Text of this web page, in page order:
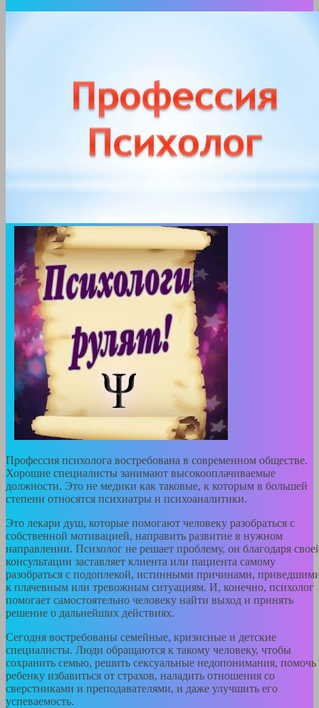
Профессия психолога востребована в современном обществе.
Хорошие специалисты занимают высокооплачиваемые
должности. Это не медики как таковые, к которым в большей
степени относятся психиатры и психоаналитики.
Это лекари душ, которые помогают человеку разобраться с
собственной мотивацией, направить развитие в нужном
направлении. Психолог не решает проблему, он благодаря
консультации заставляет клиента или пациента самому
разобраться с подоплекой, истинными причинами,
к плачевным или тревожным ситуациям. И, конечно, психолог
помогает самостоятельно человеку найти выход и принять
решение о дальнейших действиях.
Сегодня востребованы семейные, кризисные и детские
специалисты. Люди обращаются к такому человеку, чтобы
сохранить семью, решить сексуальные недопонимания, помочь
ребенку избавиться от страхов, наладить отношения со
сверстниками и преподавателями, и даже улучшить его
успеваемость.